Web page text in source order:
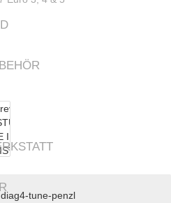
diag4-tune-penzl